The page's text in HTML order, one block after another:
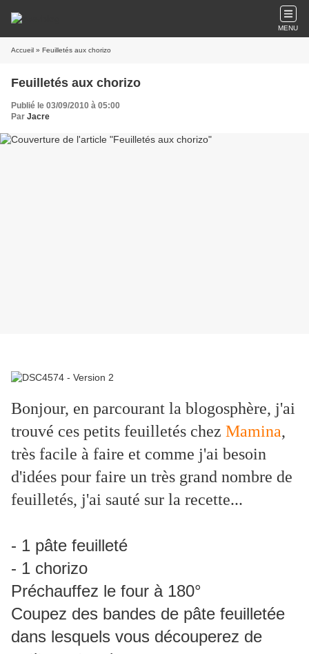
MENU
Accueil » Feuilletés aux chorizo
Feuilletés aux chorizo
Publié le 03/09/2010 à 05:00
Par Jacre
Bonjour, en parcourant la blogosphère, j'ai
trouvé ces petits feuilletés chez Mamina,
très facile à faire et comme j'ai besoin
d'idées pour faire un très grand nombre de
feuilletés, j'ai sauté sur la recette...
- 1 pâte feuilleté
- 1 chorizo
Préchauffez le four à 180°
Coupez des bandes de pâte feuilletée
dans lesquels vous découperez de